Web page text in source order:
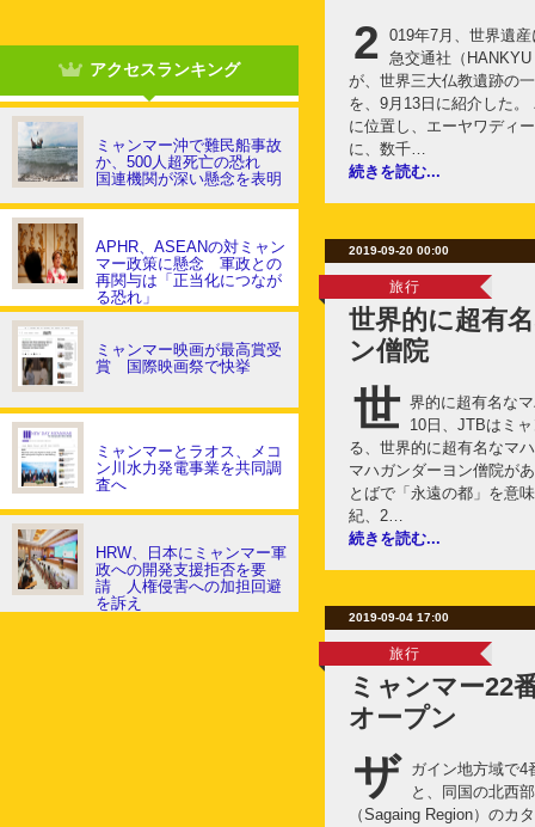
アクセスランキング
ミャンマー沖で難民船事故
か、500人超死亡の恐れ
国連機関が深い懸念を表明
APHR、ASEANの対ミャン
マー政策に懸念 軍政との
再関与は「正当化につなが
る恐れ」
ミャンマー映画が最高賞受
賞 国際映画祭で快挙
ミャンマーとラオス、メコ
ン川水力発電事業を共同調
査へ
HRW、日本にミャンマー軍
政への開発支援拒否を要
請 人権侵害への加担回避
を訴え
2 019年7月、世界遺
急交通社（
が、世界三大仏教遺跡の
を、9月13日に紹介した
に位置し、エーヤワディ
に、数千…
続きを読む...
2019-09-20 00:00
旅行
世界的に超有
ン僧院
世 界的に超有名な
10日、JTBはミ
る、世界的に超有名なマ
マハガンダーヨン僧院が
とばで「永遠の都」を意
紀、2…
続きを読む...
2019-09-04 17:00
旅行
ミャンマー22
オープン
ザ
ガイン地方域で4
と、同国の北西
（Sagaing Region）のカ